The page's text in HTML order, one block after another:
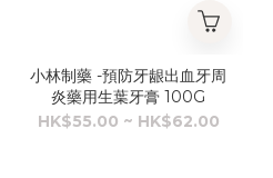
小林制藥 -預防牙龈出血牙周
炎藥用生葉牙膏 100G
HK$55.00 ~ HK$62.00